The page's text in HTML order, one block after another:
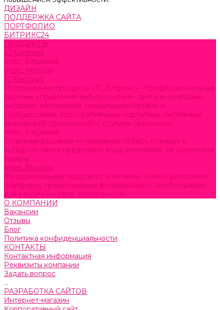
ДИЗАЙН
ПОДДЕРЖКА САЙТА
ПОРТФОЛИО
БИТРИКС24
ПРОДУКТЫ
1С-Битрикс
Intec. Решения
Intec. Модули
1С-Битрикс
Программные продукты «1С-Битрикс» - профессиональные
системы управления веб-проектами: сайтами компаний,
интернет-магазинами, социальными сетями и
сообществами, корпоративными порталами, системами
аренды веб-приложений и другими проектами.
Intec. Решения
Отличные решения от компании «Intec», которые в
выгодном свете представят вашу компанию, ее услуги или
товары
Intec. Модули
Функциональные модули от компании «Intec» дополняют
платформу превосходным функционалом, необходимым
для различных сфер деятельности.
О КОМПАНИИ
Вакансии
Отзывы
Блог
Политика конфиденциальности
КОНТАКТЫ
Контактная информация
Реквизиты компании
Задать вопрос
...
РАЗРАБОТКА САЙТОВ
Интернет-магазин